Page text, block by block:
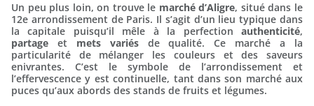
Un peu plus loin, on trouve le marché d’Aligre, situé dans le
12e arrondissement de Paris. Il s’agit d’un lieu typique dans
la capitale puisqu’il mêle à la perfection authenticité,
partage et mets variésde qualité. Ce marché a la
particularité de mélanger les couleurs et des saveurs
enivrantes. C’est le symbole de l’arrondissement et
l’effervescence y est continuelle, tant dans son marché aux
puces qu’aux abords des stands de fruits et légumes.